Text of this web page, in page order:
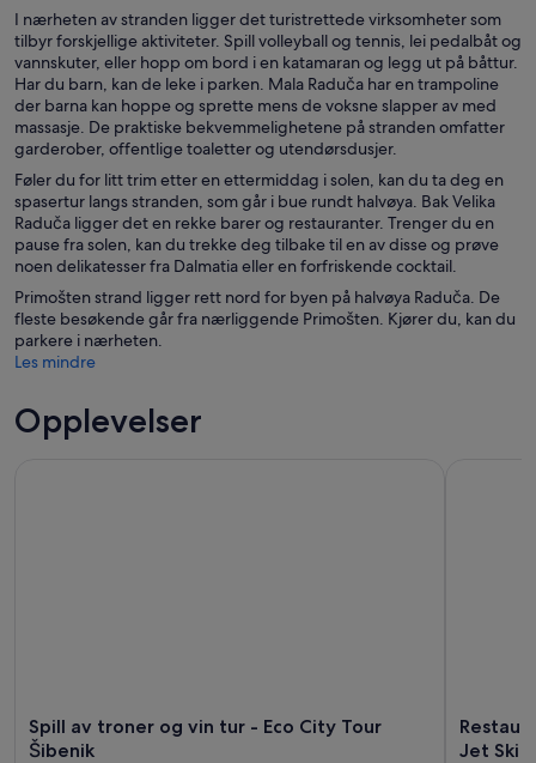
I nærheten av stranden ligger det turistrettede virksomheter som
tilbyr forskjellige aktiviteter. Spill volleyball og tennis, lei pedalbåt og
vannskuter, eller hopp om bord i en katamaran og legg ut på båttur.
Har du barn, kan de leke i parken. Mala Raduča har en trampoline
der barna kan hoppe og sprette mens de voksne slapper av med
massasje. De praktiske bekvemmelighetene på stranden omfatter
garderober, offentlige toaletter og utendørsdusjer.
Føler du for litt trim etter en ettermiddag i solen, kan du ta deg en
spasertur langs stranden, som går i bue rundt halvøya. Bak Velika
Raduča ligger det en rekke barer og restauranter. Trenger du en
pause fra solen, kan du trekke deg tilbake til en av disse og prøve
noen delikatesser fra Dalmatia eller en forfriskende cocktail.
Primošten strand ligger rett nord for byen på halvøya Raduča. De
fleste besøkende går fra nærliggende Primošten. Kjører du, kan du
parkere i nærheten.
Les mindre
Opplevelser
Spill av troner og vin tur - Eco City Tour
Šibenik
Jet Ski